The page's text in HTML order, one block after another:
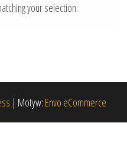
your selection.
| Motyw: Envo eCommerce